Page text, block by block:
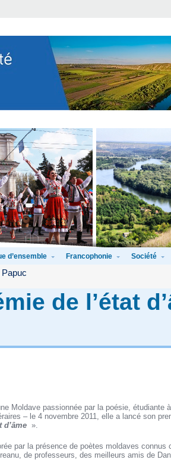
d’ensemble Francophonie Société
Papuc
de l’état
Moldave passionnée par la poésie, étudiante
– le 4 novembre 2011, elle a lancé son
d’âme ».
par la présence de poètes moldaves connus
de professeurs, des meilleurs amis de